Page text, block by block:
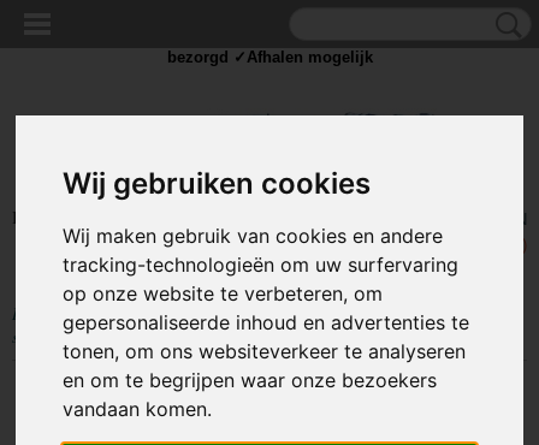
Wij gebruiken cookies
Wij maken gebruik van cookies en andere
tracking-technologieën om uw surfervaring
op onze website te verbeteren, om
gepersonaliseerde inhoud en advertenties te
tonen, om ons websiteverkeer te analyseren
en om te begrijpen waar onze bezoekers
vandaan komen.
Inloggen
UW WINKELWAGEN
Geen producten
(0)
Home >STROOM>Schakelaars> Standaard schakelaar>200V+
schakelaars>Schakelaar - rood - 250 volt - 16A - verlicht
bezorgd ✓Afhalen mogelijk